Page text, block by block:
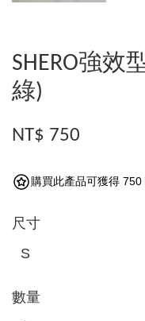
SHERO強效
綠)
NT$ 750
購買此產品可獲得 750
尺寸
數量